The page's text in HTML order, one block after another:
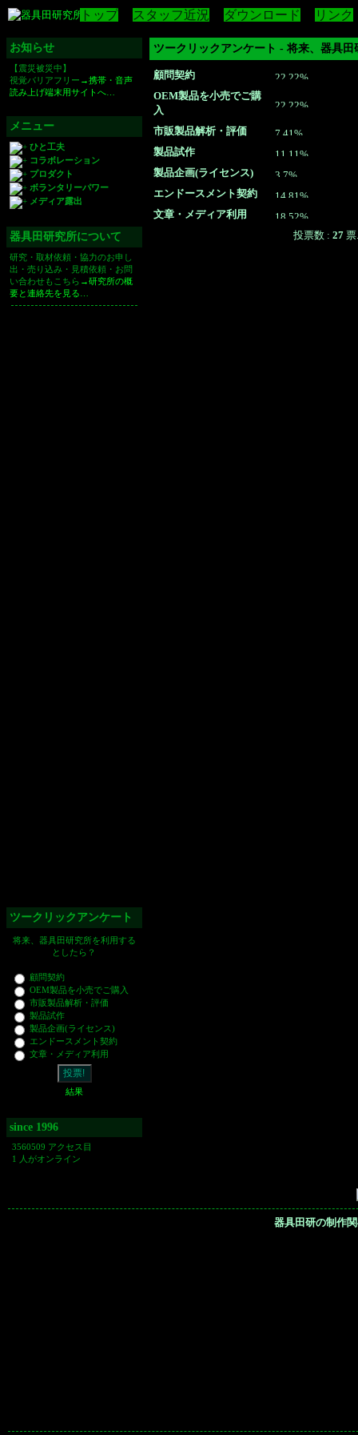
トップ スタッフ近況 ダウンロード リンク
お知らせ
【震災被災中】
視覚バリアフリー →携帯・音声
読み上げ端末用サイトへ…
メニュー
ひと工夫
コラボレーション
プロダクト
ボランタリーパワー
メディア露出
器具田研究所について
研究・取材依頼・協力のお申し
出・売り込み・見積依頼・お問
い合わせもこちら →研究所の概
要と連絡先を見る…
ツークリックアンケート
将来、器具田研究所を利用する
としたら？
顧問契約
OEM製品を小売でご購入
市販製品解析・評価
製品試作
製品企画(ライセンス)
エンドースメント契約
文章・メディア利用
結果
since 1996
3560509 アクセス目
1 人がオンライン
ツークリックアンケート - 将来、器具
顧問契約
OEM製品を小売でご購
入
市販製品解析・評価
製品試作
製品企画(ライセンス)
エンドースメント契約
文章・メディア利用
投票数 :27
器具田研の制作